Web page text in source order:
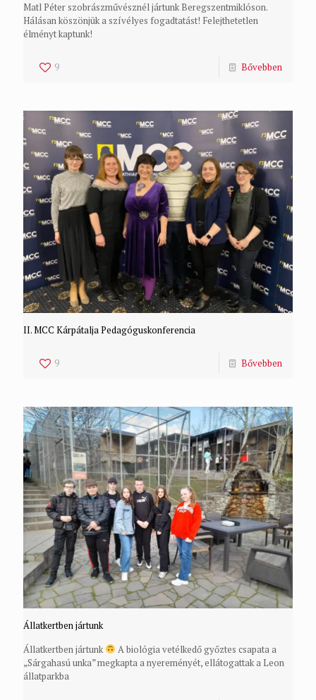
Matl Péter szobrászművésznél jártunk Beregszentmiklóson.
Hálásan köszönjük a szívélyes fogadtatást! Felejthetetlen
élményt kaptunk!
9 Bővebben
II. MCC Kárpátalja Pedagóguskonferencia
9 Bővebben
Állatkertben jártunk
Állatkertben jártunk
A biológia vetélkedő győztes csapata a
„Sárgahasú unka” megkapta a nyereményét, ellátogattak a Leon
állatparkba